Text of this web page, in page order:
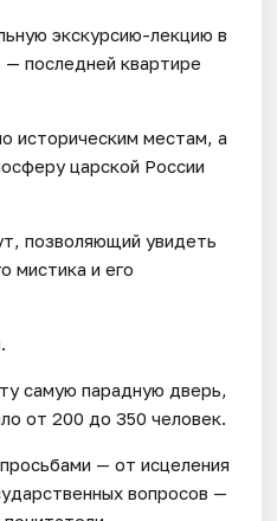
экскурсию-лекцию в
последней квартире
историческим местам, а
царской России
позволяющий увидеть
мистика и его
самую парадную дверь,
от 200 до 350 человек.
— от исцеления
вопросов —